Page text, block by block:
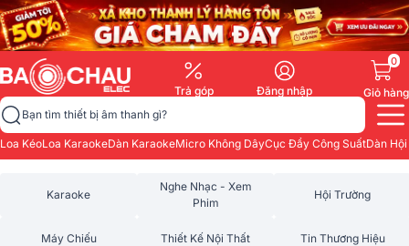
Trả góp Đăng nhập
0
Giỏ hàng
Bạn tìm thiết bị âm thanh gì?
Loa KéoLoa KaraokeDàn KaraokeMicro Không DâyCục Đẩy Công SuấtDàn
Karaoke
Nghe Nhạc - Xem
Phim
Hội Trường
Máy Chiếu Thiết Kế Nội Thất Tin Thương Hiệu